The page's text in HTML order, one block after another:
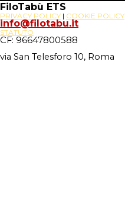
PRIVACY POLICY | COOKIE POLICY
STATUTO
FiloTabù ETS
info@filotabu.it
CF: 96647800588
via San Telesforo 10, Roma